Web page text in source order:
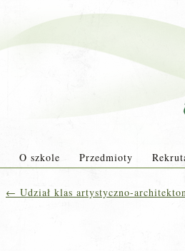
O szkole Przedmioty
← Udział klas artystyczno-